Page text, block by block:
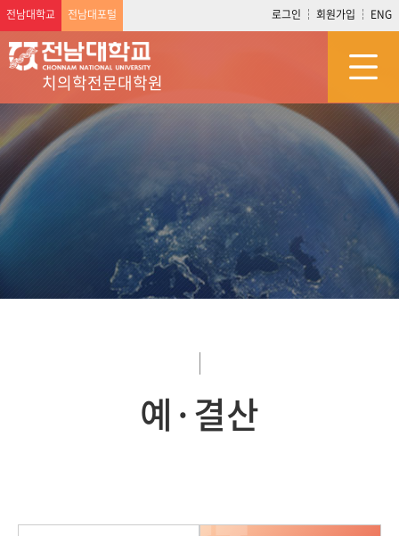
전남대학교 전남대포털 로그인 회원가입 ENG
치의학전문대학원
예·결산